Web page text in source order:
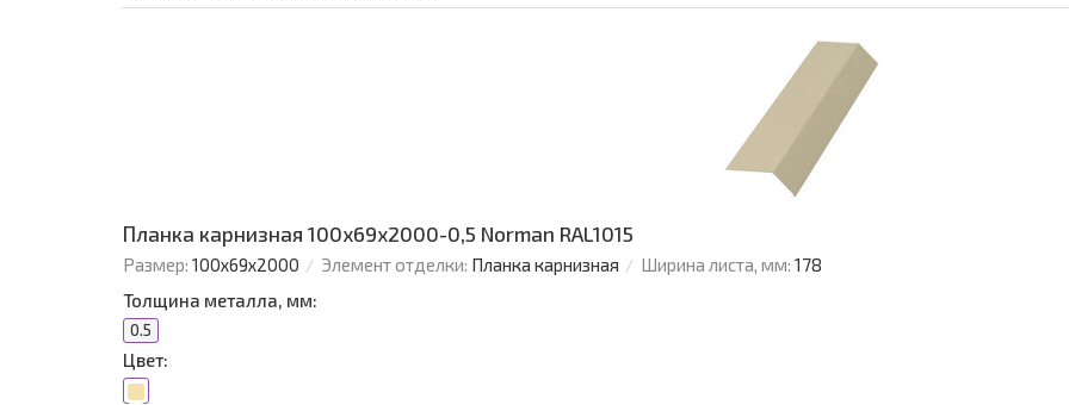
Планка карнизная 100х69х2000-0,5 Norman RAL1015
Размер: 100х69х2000 Элемент отделки: Планка карнизная Ширина листа, мм: 178
Толщина металла, мм:
0.5
Цвет: